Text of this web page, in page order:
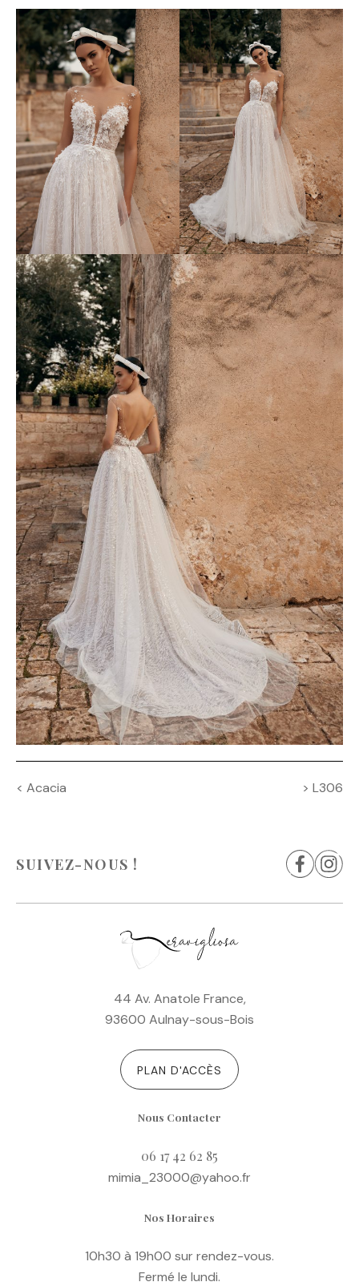
de
< Acacia > L306
SUIVEZ-NOUS !
44 Av. Anatole France,
93600 Aulnay-sous-Bois
PLAN D'ACCÈS
Nous Contacter
06 17 42 62 85
mimia_23000@yahoo.fr
Nos Horaires
10h30 à 19h00 sur rendez-vous.
Fermé le lundi.